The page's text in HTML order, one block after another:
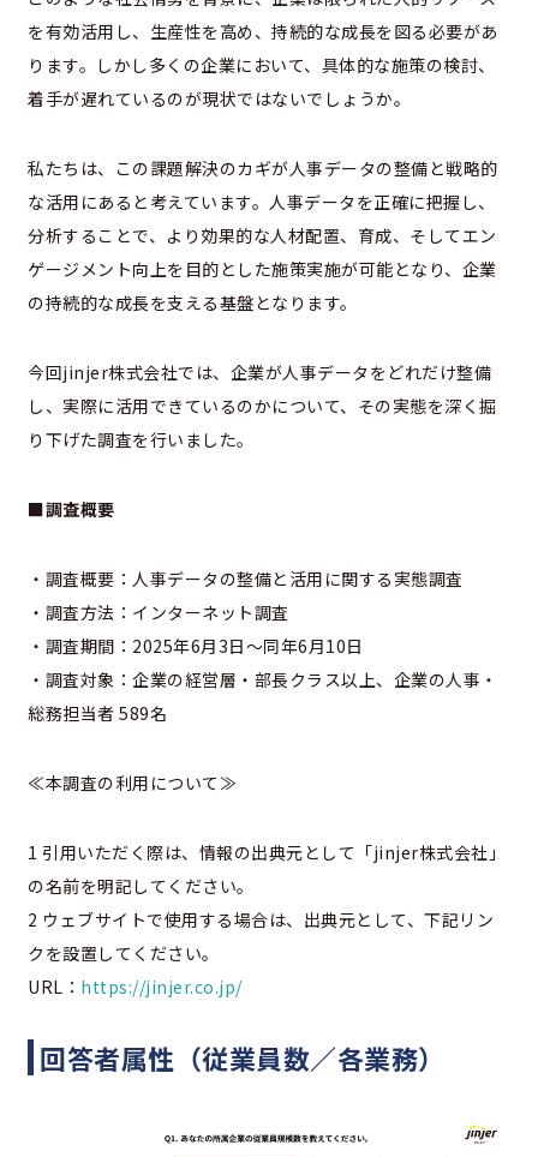
を有効活用し、生産性を高め、持続的な成長を図る必要があ
ります。しかし多くの企業において、具体的な施策の検討、
着手が遅れているのが現状ではないでしょうか。
私たちは、この課題解決のカギが人事データの整備と戦略的
な活用にあると考えています。人事データを正確に把握し、
分析することで、より効果的な人材配置、育成、そしてエン
ゲージメント向上を目的とした施策実施が可能となり、企業
の持続的な成長を支える基盤となります。
今回jinjer株式会社では、企業が人事データをどれだけ整備
し、実際に活用できているのかについて、その実態を深く掘
り下げた調査を行いました。
■調査概要
・調査概要：人事データの整備と活用に関する実態調査
・調査方法：インターネット調査
・調査期間：2025年6月3日～同年6月10日
・調査対象：企業の経営層・部長クラス以上、企業の人事・
総務担当者 589名
≪本調査の利用について≫
1 引用いただく際は、情報の出典元として「jinjer株式会社」
の名前を明記してください。
2 ウェブサイトで使用する場合は、出典元として、下記リン
クを設置してください。
URL： https://jinjer.co.jp/
回答者属性（従業員数／各業務）